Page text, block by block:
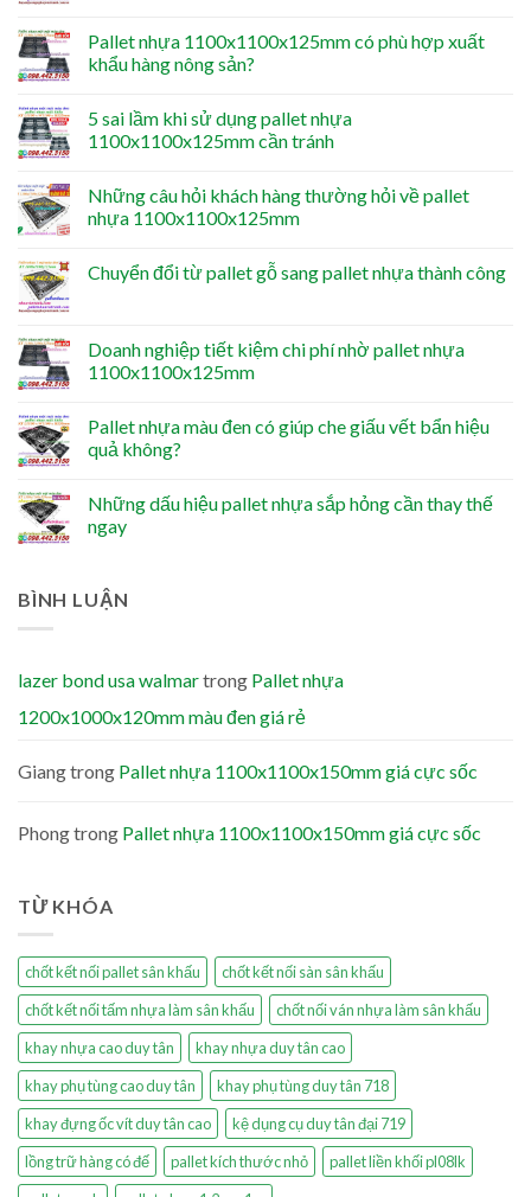
Pallet nhựa 1100x1100x125mm có phù hợp xuất
khẩu hàng nông sản?
5 sai lầm khi sử dụng pallet nhựa
1100x1100x125mm cần tránh
Những câu hỏi khách hàng thường hỏi về pallet
nhựa 1100x1100x125mm
Chuyển đổi từ pallet gỗ sang pallet nhựa thành công
Doanh nghiệp tiết kiệm chi phí nhờ pallet nhựa
1100x1100x125mm
Pallet nhựa màu đen có giúp che giấu vết bẩn hiệu
quả không?
Những dấu hiệu pallet nhựa sắp hỏng cần thay thế
ngay
BÌNH LUẬN
lazer bond usa walmartrong Pallet nhựa
1200x1000x120mm màu đen giá rẻ
Giangtrong Pallet nhựa 1100x1100x150mm giá cực sốc
Phongtrong Pallet nhựa 1100x1100x150mm giá cực sốc
TỪ KHÓA
chốt kết nối pallet sân khấu
chốt kết nối sàn sân khấu
chốt kết nối tấm nhựa làm sân khấu
chốt nối ván nhựa làm sân khấu
khay nhựa cao duy tân
khay nhựa duy tân cao
khay phụ tùng cao duy tân
khay phụ tùng duy tân 718
khay đựng ốc vít duy tân cao
kệ dụng cụ duy tân đại 719
lồng trữ hàng có đế
pallet kích thước nhỏ
pallet liền khối pl08lk